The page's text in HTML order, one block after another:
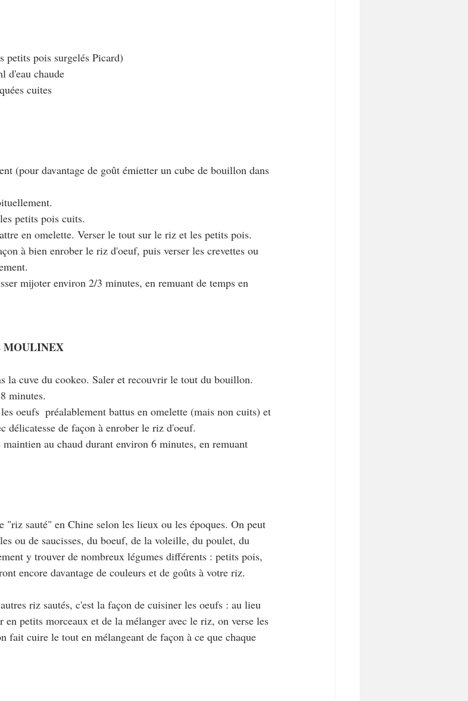
petits pois surgelés Picard)
d'eau chaude
cuites
(pour davantage de goût émietter un cube de bouillon dans
petits pois cuits.
en omelette. Verser le tout sur le riz et les petits pois.
à bien enrober le riz d'oeuf, puis verser les crevettes ou
mijoter environ 2/3 minutes, en remuant de temps en
MOULINEX
la cuve du cookeo. Saler et recouvrir le tout du bouillon.
minutes.
oeufs  préalablement battus en omelette (mais non cuits) et
délicatesse de façon à enrober le riz d'oeuf.
au chaud durant environ 6 minutes, en remuant
"riz sauté" en Chine selon les lieux ou les époques. On peut
ou de saucisses, du boeuf, de la voleille, du poulet, du
y trouver de nombreux légumes différents : petits pois,
encore davantage de couleurs et de goûts à votre riz.
riz sautés, c'est la façon de cuisiner les oeufs : au lieu
petits morceaux et de la mélanger avec le riz, on verse les
fait cuire le tout en mélangeant de façon à ce que chaque